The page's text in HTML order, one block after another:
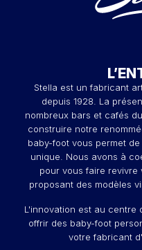
Stella est un fabricant
depuis 1928. La
nombreux bars et cafés
construire notre
baby-foot vous permet
unique. Nous avons à
pour vous faire revivre
proposant des modèles
L'innovation est au centre
offrir des baby-foot
votre fabricant